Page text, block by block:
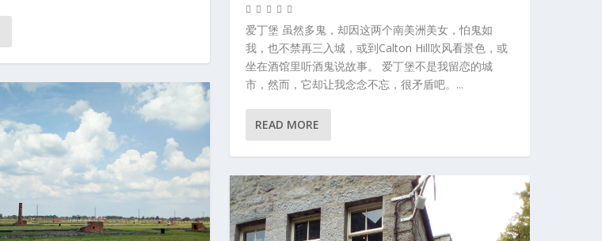
爱丁堡 虽然多鬼，却因这两个南美洲美女，怕鬼如
我，也不禁再三入城，或到Calton Hill吹风看景色，或
坐在酒馆里听酒鬼说故事。 爱丁堡不是我留恋的城
市，然而，它却让我念念不忘，很矛盾吧。...
READ MORE